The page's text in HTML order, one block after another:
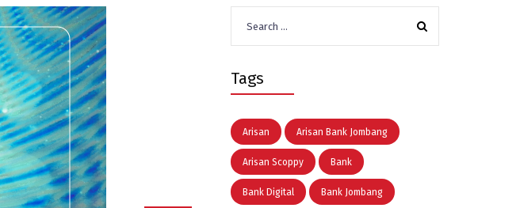
for:
Tags
Arisan Arisan Bank Jombang
Arisan Scoppy Bank
Bank Digital Bank Jombang